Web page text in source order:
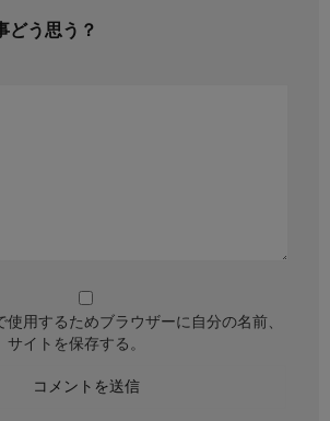
どう思う？
使用するためブラウザーに自分の名前、
サイトを保存する。